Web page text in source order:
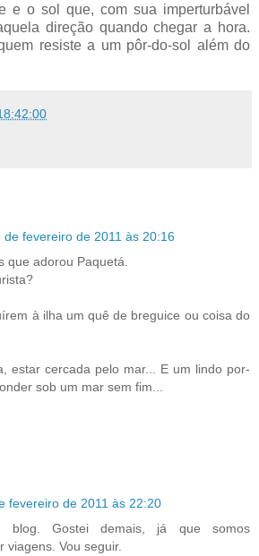
e o sol que, com sua imperturbável
direção quando chegar a hora.
resiste a um pôr-do-sol além do
de fevereiro de 2011 às 20:16
que adorou Paquetá.
à ilha um quê de breguice ou coisa do
estar cercada pelo mar... E um lindo por-
sob um mar sem fim...
fevereiro de 2011 às 22:20
blog. Gostei demais, já que somos
viagens. Vou seguir.